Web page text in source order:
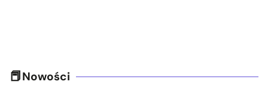
Nowości